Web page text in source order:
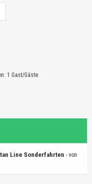
1 Gast/Gäste
Line Sonderfahrten - von